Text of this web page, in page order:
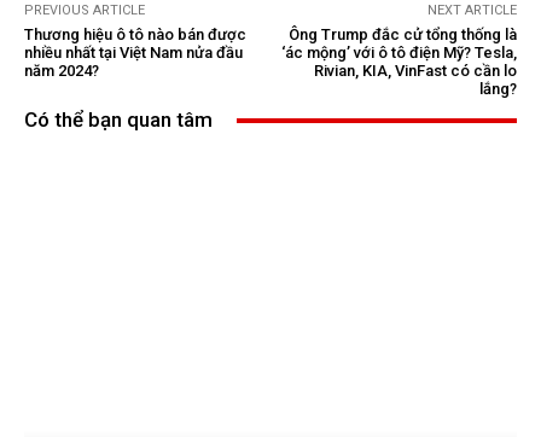
PREVIOUS ARTICLE
Thương hiệu ô tô nào bán được
nhiều nhất tại Việt Nam nửa đầu
năm 2024?
NEXT ARTICLE
Ông Trump đắc cử tổng thống là
‘ác mộng’ với ô tô điện Mỹ? Tesla,
Rivian, KIA, VinFast có cần lo
lắng?
Có thể bạn quan tâm